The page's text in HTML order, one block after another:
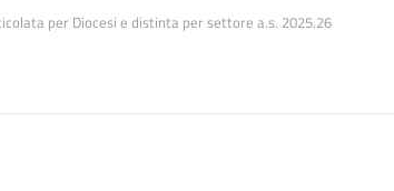
per Diocesi e distinta per settore a.s. 2025.26